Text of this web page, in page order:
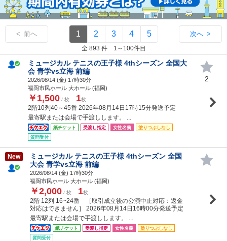
< 前へ 1 2 3 4 5 次へ >
全 893 件 1～100件目
ミュージカル テニスの王子様 4thシーズン 全国大
会 青学vs立海 前編
2026/08/14 (金) 17時30分
福岡市民ホール 大ホール (福岡)
￥1,500 / 枚 1枚
2階10列40～45番 2026年08月14日17時15分発送予定
最寄駅または会場で手渡しします。 ...
紙チケット 受渡し指定 女性名義
塗りつぶしなし
質問受付
2
New
ミュージカル テニスの王子様 4thシーズン 全国
大会 青学vs立海 前編
2026/08/14 (金) 17時30分
福岡市民ホール 大ホール (福岡)
￥2,000 / 枚 1枚
2階 12列 16~24番 ［取引成立後の公演中止対応：返金
対応はできません］ 2026年08月14日16時00分発送予定
最寄駅または会場で手渡しします。 ...
紙チケット 受渡し指定 女性名義
塗りつぶしなし
質問受付